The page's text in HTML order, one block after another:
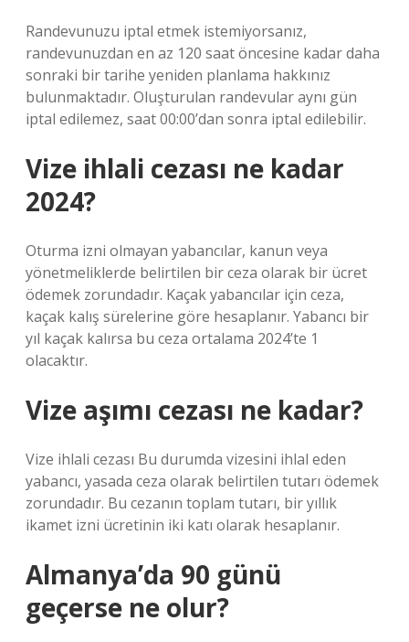
Randevunuzu iptal etmek istemiyorsanız,
randevunuzdan en az 120 saat öncesine kadar daha
sonraki bir tarihe yeniden planlama hakkınız
bulunmaktadır. Oluşturulan randevular aynı gün
iptal edilemez, saat 00:00’dan sonra iptal edilebilir.
Vize ihlali cezası ne kadar
2024?
Oturma izni olmayan yabancılar, kanun veya
yönetmeliklerde belirtilen bir ceza olarak bir ücret
ödemek zorundadır. Kaçak yabancılar için ceza,
kaçak kalış sürelerine göre hesaplanır. Yabancı bir
yıl kaçak kalırsa bu ceza ortalama 2024’te 1
olacaktır.
Vize aşımı cezası ne kadar?
Vize ihlali cezası Bu durumda vizesini ihlal eden
yabancı, yasada ceza olarak belirtilen tutarı ödemek
zorundadır. Bu cezanın toplam tutarı, bir yıllık
ikamet izni ücretinin iki katı olarak hesaplanır.
Almanya’da 90 günü
geçerse ne olur?